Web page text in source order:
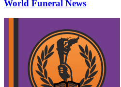
World Funeral News